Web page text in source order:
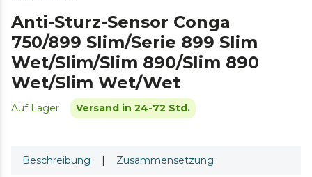
Anti-Sturz-Sensor Conga
750/899 Slim/Serie 899 Slim
Wet/Slim/Slim 890/Slim 890
Wet/Slim Wet/Wet
Auf Lager Versand in 24-72 Std.
Beschreibung | Zusammensetzung